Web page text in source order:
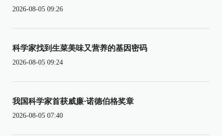
2026-08-05 09:26
科学家找到生菜美味又营养的基因密码
2026-08-05 09:24
我国科学家首获威廉·诺德伯格奖章
2026-08-05 07:40